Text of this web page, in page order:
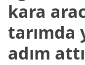
kara
tarımda
adım